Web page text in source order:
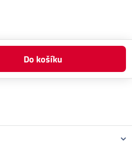
Do košíku